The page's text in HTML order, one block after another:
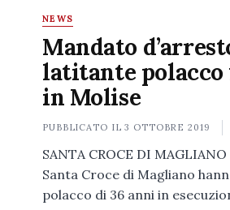
NEWS
Mandato
latitante
in Molise
PUBBLICATO IL3 OTTOBRE 2019
SANTA CROCE DI
Santa Croce di Magliano
polacco di 36 anni in